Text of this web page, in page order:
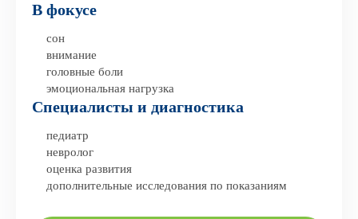
В фокусе
сон
внимание
головные боли
эмоциональная нагрузка
Специалисты и диагностика
педиатр
невролог
оценка развития
дополнительные исследования по показаниям